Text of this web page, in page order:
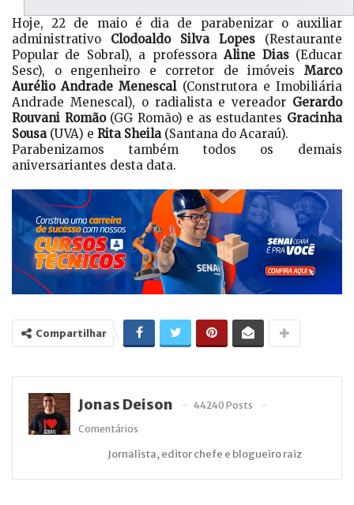
Hoje, 22 de maio é dia de parabenizar o auxiliar
administrativo Clodoaldo Silva Lopes (Restaurante
Popular de Sobral), a professoraAline Dias (Educar
Sesc), o engenheiro e corretor de imóveis Marco
Aurélio Andrade Menescal (Construtora e Imobiliária
Andrade Menescal), o radialista e vereador Gerardo
Rouvani Romão(GG Romão) e as estudantes Gracinha
Sousa(UVA) e Rita Sheila (Santana do Acaraú).
Parabenizamos também todos os demais
aniversariantes desta data.
Compartilhar
Jonas Deison
44240 Posts
Comentários
Jornalista, editor chefe e blogueiro raiz